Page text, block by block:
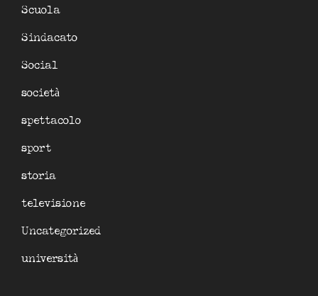
Scuola
Sindacato
Social
società
spettacolo
sport
storia
televisione
Uncategorized
università